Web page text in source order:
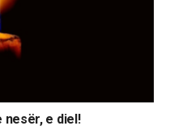
nesër, e diel!